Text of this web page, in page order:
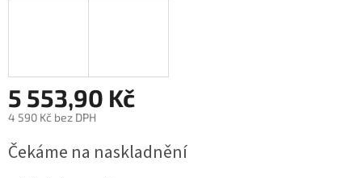
5 553,90 Kč
4 590 Kč bez DPH
Měrná
cena:
Čekáme na naskladnění